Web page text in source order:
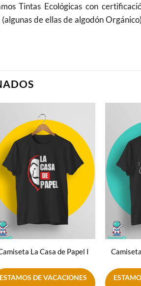
Tintas Ecológicas con
de ellas de algodón
Añadir
a la
lista de
deseos
La Casa de Papel I
ESTAMOS DE VACACIONES